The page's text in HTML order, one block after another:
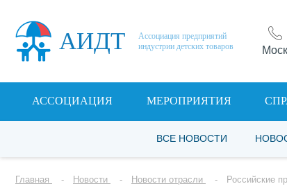
АИДТ
Ассоциация предприятий
индустрии детских товаров
АССОЦИАЦИЯ МЕРОПРИЯТИЯ
ВСЕ НОВОСТИ
Главная Новости Новости отрасли Российские